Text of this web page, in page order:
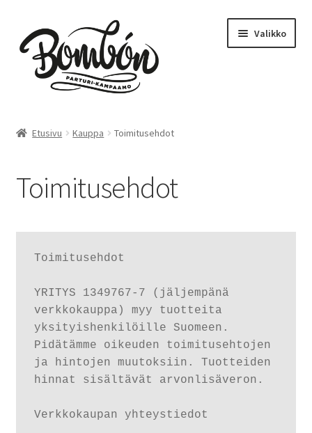
navigointiin
sisältöön
Valikko
Varaa aika – Tikkurila
Parturi
Hinnasto
Peruutusehdot
Kauneushoitola
Ekokampaamo
Etusivu Kauppa Toimitusehdot
Toimitusehdot
Toimitusehdot
YRITYS 1349767-7 (jäljempänä
verkkokauppa) myy tuotteita
yksityishenkilöille Suomeen.
Pidätämme oikeuden toimitusehtojen
ja hintojen muutoksiin. Tuotteiden
hinnat sisältävät arvonlisäveron.
Verkkokaupan yhteystiedot